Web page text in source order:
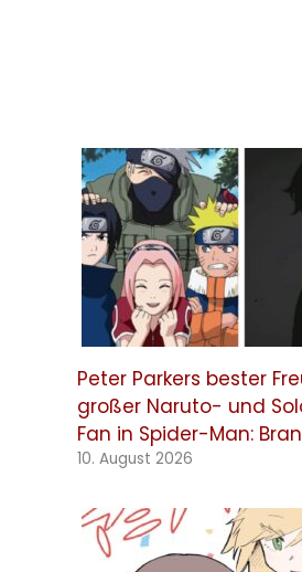
Peter Parkers bester
großer Naruto- und
Fan in Spider-Man:
10. August 2026